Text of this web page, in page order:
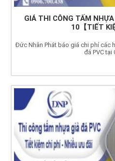
GIÁ THI CÔNG TẤM
10【TIẾT
Đức Nhân Phát báo giá chi phí các
đá PVC tại